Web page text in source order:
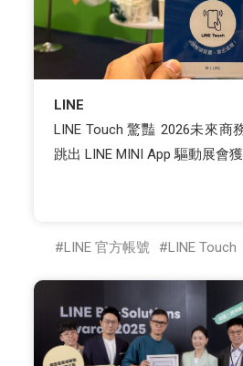
LINE
LINE Touch 驚豔 2026未來商
跳出 LINE MINI App 驅動展會
LINE 官方帳號 LINE Touch